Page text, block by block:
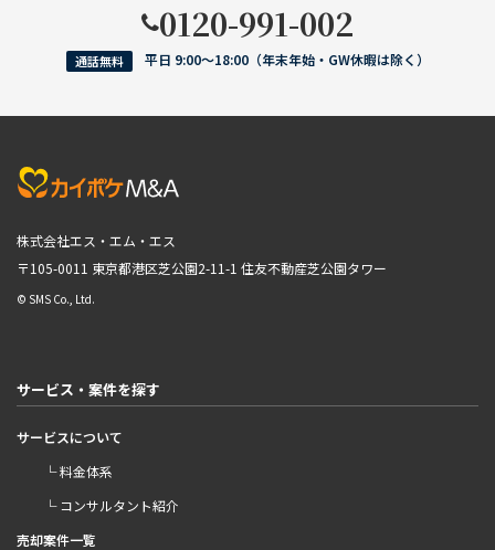
0120-991-002
通話無料 平日 9:00〜18:00（年末年始・GW休暇は除く）
株式会社エス・エム・エス
〒105-0011 東京都港区芝公園2-11-1 住友不動産芝公園タワー
© SMS Co., Ltd.
サービス・案件を探す
サービスについて
└ 料金体系
└ コンサルタント紹介
売却案件一覧